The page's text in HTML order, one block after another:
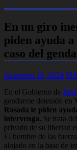
En un giro
piden ayuda
caso del
diciembre 18, 2024
En el Gobierno de
gendarme detenido en
Rosada le piden
intervenga. Se trata
privado de su libertad
El hombre de las
alojado en la base de